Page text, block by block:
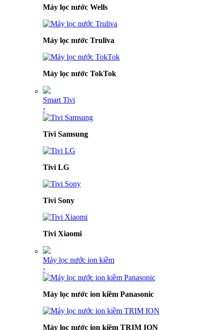
Máy lọc nước Wells
Máy lọc nước Truliva
Máy lọc nước TokTok
Smart Tivi
›
Tivi Samsung
Tivi LG
Tivi Sony
Tivi Xiaomi
Máy lọc nước ion kiềm
›
Máy lọc nước ion kiềm Panasonic
Máy lọc nước ion kiềm TRIM ION